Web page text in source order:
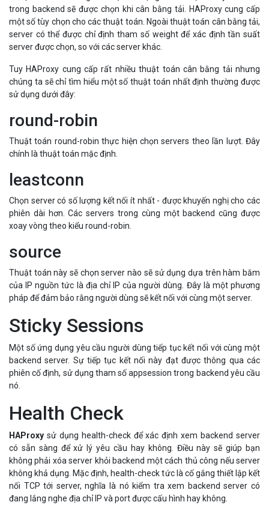
trong backend sẽ được chọn khi cân bằng tải. HAProxy cung cấp
một số tùy chọn cho các thuật toán. Ngoài thuật toán cân bằng tải,
server có thể được chỉ định tham số weight để xác định tần suất
server được chọn, so với các server khác.
Tuy HAProxy cung cấp rất nhiều thuật toán cân bằng tải nhưng
chúng ta sẽ chỉ tìm hiểu một số thuật toán nhất định thường được
sử dụng dưới đây:
round-robin
Thuật toán round-robin thực hiện chọn servers theo lần lượt. Đây
chính là thuật toán mặc định.
leastconn
Chọn server có số lượng kết nối ít nhất - được khuyến nghị cho các
phiên dài hơn. Các servers trong cùng một backend cũng được
xoay vòng theo kiểu round-robin.
source
Thuật toán này sẽ chọn server nào sẽ sử dụng dựa trên hàm băm
của IP nguồn tức là địa chỉ IP của người dùng. Đây là một phương
pháp để đảm bảo rằng người dùng sẽ kết nối với cùng một server.
Sticky Sessions
Một số ứng dụng yêu cầu người dùng tiếp tục kết nối với cùng một
backend server. Sự tiếp tục kết nối này đạt được thông qua các
phiên cố định, sử dụng tham số appsession trong backend yêu cầu
nó.
Health Check
HAProxy sử dụng health-check để xác định xem backend server
có sẵn sàng để xử lý yêu cầu hay không. Điều này sẽ giúp bạn
không phải xóa server khỏi backend một cách thủ công nếu server
không khả dụng. Mặc định, health-check tức là cố gắng thiết lập kết
nối TCP tới server, nghĩa là nó kiểm tra xem backend server có
đang lắng nghe địa chỉ IP và port được cấu hình hay không.